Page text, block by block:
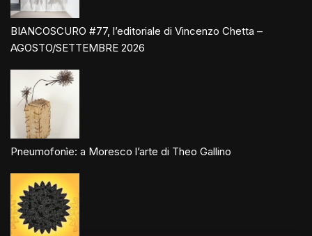
BIANCOSCURO #77, l’editoriale di Vincenzo Chetta –
AGOSTO/SETTEMBRE 2026
Pneumofonìe: a Moresco l’arte di Theo Gallino